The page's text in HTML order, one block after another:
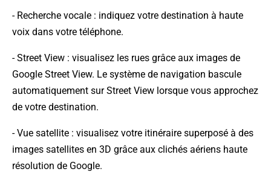
- Recherche vocale : indiquez votre destination à haute
voix dans votre téléphone.
- Street View : visualisez les rues grâce aux images de
Google Street View. Le système de navigation bascule
automatiquement sur Street View lorsque vous approchez
de votre destination.
- Vue satellite : visualisez votre itinéraire superposé à des
images satellites en 3D grâce aux clichés aériens haute
résolution de Google.